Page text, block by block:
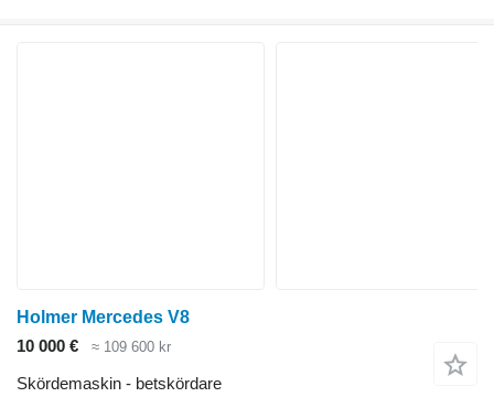
Holmer Mercedes V8
10 000 €
≈ 109 600 kr
Skördemaskin - betskördare